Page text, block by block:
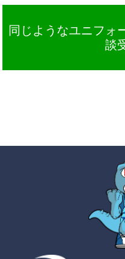
同じようなユニフォ
談